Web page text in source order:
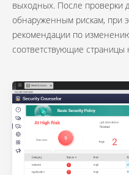
выходных. После проверки
обнаруженным рискам, при
рекомендации по
соответствующие страницы